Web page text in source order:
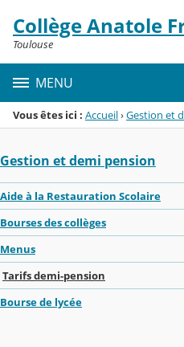
Menu de la rubrique
Contenu
Collège Anatole
Toulouse
MENU
Vous êtes ici : Accueil›Gestion et
Gestion et demi pension
Aide à la Restauration Scolaire
Bourses des collèges
Menus
Tarifs demi-pension
Bourse de lycée